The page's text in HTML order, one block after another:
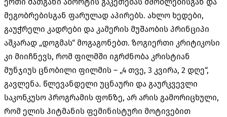
მეგობრებისგან ფარულად აპირებს. ახლო ხედები,
გაუჭრელი კადრები და კამერის მუშაობის პრინციპი
აშკარად „დოგმას“ მოგაგონებთ. ზოგიერთი კრიტიკოსი
კი მიიჩნევს, რომ ფილმში იგრძნობა კრისტიან
მუნჯიუს ცნობილი ფილმის – „4 თვე, 3 კვირა, 2 დღე“,
გავლენა. წლევანდელი უცნაური და გაურკვევლი
საკონკუსო პროგრამის ფონზე, არ არის გამორიცხული,
რომ ელის ჰიტმანის ფემინისტური მოტივებით